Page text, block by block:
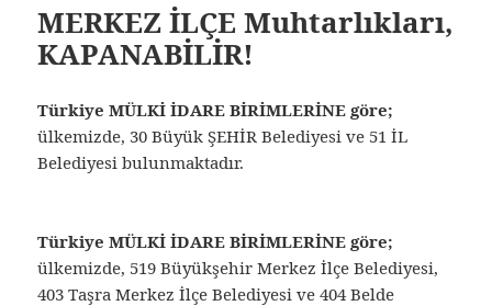
MERKEZ İLÇE Muhtarlıkları,
KAPANABİLİR!
Türkiye MÜLKİ İDARE BİRİMLERİNE göre;
ülkemizde, 30 Büyük ŞEHİR Belediyesi ve 51 İL
Belediyesi bulunmaktadır.
Türkiye MÜLKİ İDARE BİRİMLERİNE göre;
ülkemizde, 519 Büyükşehir Merkez İlçe Belediyesi,
403 Taşra Merkez İlçe Belediyesi ve 404 Belde